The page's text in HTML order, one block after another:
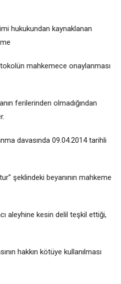
hukukundan kaynaklanan
mahkemece onaylanması
ferilerinden olmadığından
davasında 09.04.2014 tarihli
şeklindeki beyanının mahkeme
aleyhine kesin delil teşkil ettiği,
hakkın kötüye kullanılması